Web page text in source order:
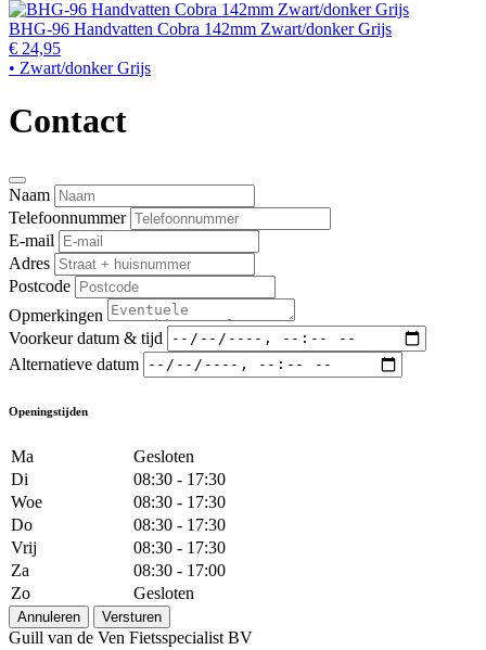
BHG-96 Handvatten Cobra 142mm Zwart/donker Grijs
€ 24,95
• Zwart/donker Grijs
Contact
Naam
Telefoonnummer
E-mail
Adres
Postcode
Opmerkingen
Voorkeur datum & tijd
Alternatieve datum
Openingstijden
Ma
Gesloten
Di
08:30 - 17:30
Woe
08:30 - 17:30
Do
08:30 - 17:30
Vrij
08:30 - 17:30
Za
08:30 - 17:00
Zo
Gesloten
Annuleren Versturen
Guill van de Ven Fietsspecialist BV